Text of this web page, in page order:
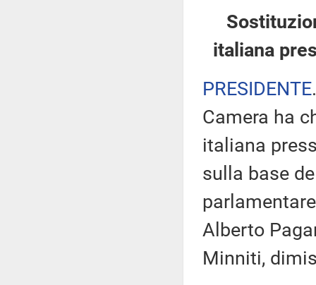
italiana
PRESIDENTE
Camera ha
italiana
sulla base
Alberto
Minniti,